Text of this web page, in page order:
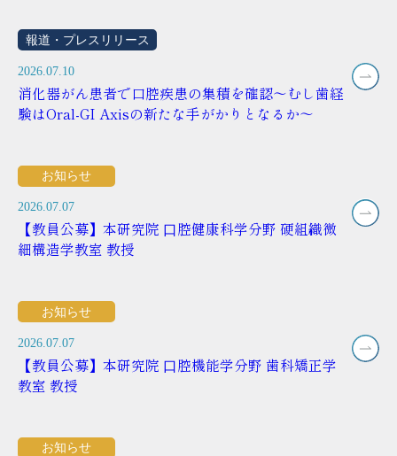
報道・プレスリリース
2026.07.10
消化器がん患者で口腔疾患の集積を確認～むし歯経
験はOral-GI Axisの新たな手がかりとなるか〜
お知らせ
2026.07.07
【教員公募】本研究院 ⼝腔健康科学分野 硬組織微
細構造学教室 教授
お知らせ
2026.07.07
【教員公募】本研究院 ⼝腔機能学分野 歯科矯正学
教室 教授
お知らせ